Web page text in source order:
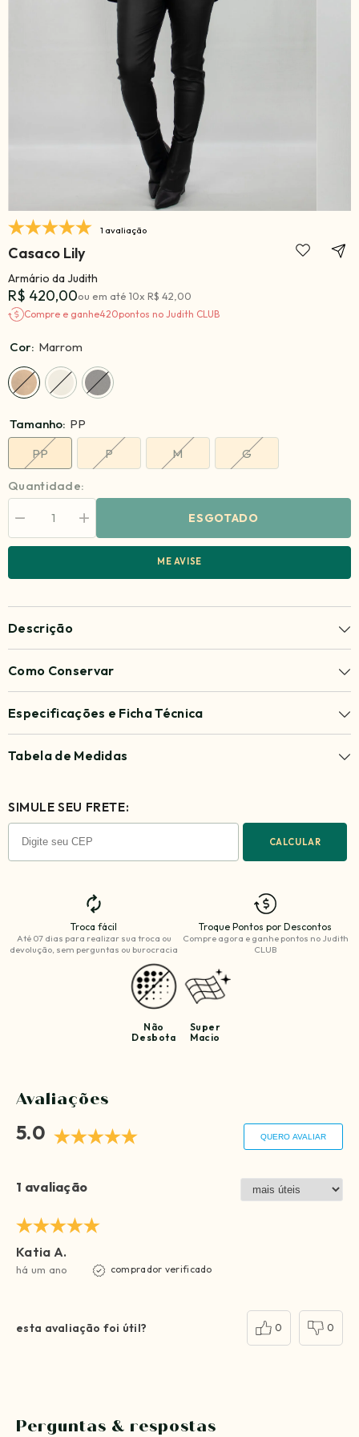
1 avaliação
Casaco Lily
Armário da Judith
R$ 420,00ou em até 10x R$ 42,00
Compre e ganhe420pontos no Judith CLUB
Cor: Marrom
Tamanho: PP
PP
P M G
Quantidade:
Diminuir
quantidade
para
Aumentar
quantidade
para
ESGOTADO
ME AVISE
Descrição
Como Conservar
Especificações e Ficha Técnica
Tabela de Medidas
SIMULE SEU FRETE:
CALCULAR
Troca fácil
Até 07 dias para realizar sua troca ou
devolução, sem perguntas ou burocracia
Troque Pontos por Descontos
Compre agora e ganhepontos no Judith
CLUB
Não
Desbota
Super
Macio
Avaliações
5.0 QUERO AVALIAR
1 avaliação
Katia A.
há um ano comprador verificado
esta avaliação foi útil? 0 0
Perguntas & respostas